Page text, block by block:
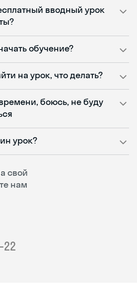
свой
нам
вводный урок
обучение?
на урок, что делать?
боюсь, не буду
урок?